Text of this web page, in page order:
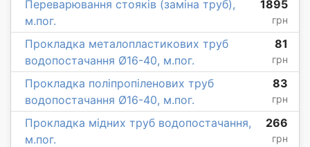
Переварювання стояків (заміна труб),
м.пог.
1895
грн
Прокладка металопластикових труб
водопостачання Ø16-40, м.пог.
81
грн
Прокладка поліпропіленових труб
водопостачання Ø16-40, м.пог.
83
грн
Прокладка мідних труб водопостачання,
м.пог.
266
грн